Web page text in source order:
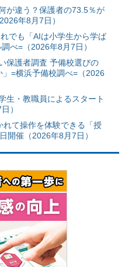
が違う？保護者の73.5％が
年8月7日）
でも「AIは小学生から学ば
べ=（2026年8月7日）
保護者調査 予備校選びの
=横浜予備校調べ=（2026
生・教職員によるスタート
）
て操作を体験できる「授
開催（2026年8月7日）